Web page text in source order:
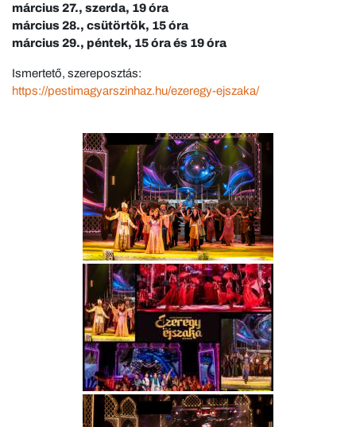
március 27., szerda, 19 óra
március 28., csütörtök, 15 óra
március 29., péntek, 15 óra és 19 óra
Ismertető, szereposztás:
https://pestimagyarszinhaz.hu/ezeregy-ejszaka/